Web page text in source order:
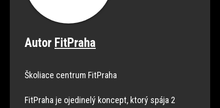
Autor FitPraha
Školiace centrum FitPraha
FitPraha je ojedinelý koncept, ktorý spája 2